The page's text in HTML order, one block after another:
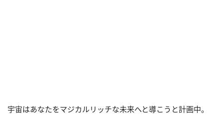
宇宙はあなたをマジカルリッチな未来へと導こうと計画中。